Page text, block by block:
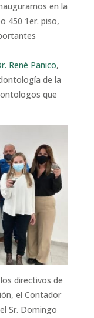
en la
450 1er. piso,
René Panico,
de la
que
directivos de
el Contador
Sr. Domingo